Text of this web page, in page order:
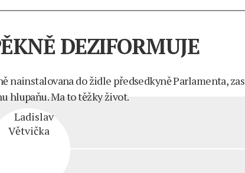
DEZIFORMUJE
nainstalovana do židle předsedkyně Parlamenta, zas
hlupaňu. Ma to těžky život.